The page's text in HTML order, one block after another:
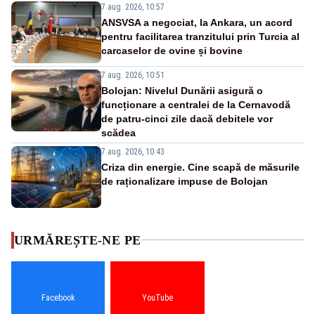
7 aug. 2026, 10:57
ANSVSA a negociat, la Ankara, un acord
pentru facilitarea tranzitului prin Turcia al
carcaselor de ovine și bovine
7 aug. 2026, 10:51
Bolojan: Nivelul Dunării asigură o
funcționare a centralei de la Cernavodă
de patru-cinci zile dacă debitele vor
scădea
7 aug. 2026, 10:43
Criza din energie. Cine scapă de măsurile
de raționalizare impuse de Bolojan
URMĂREȘTE-NE PE
Facebook YouTube